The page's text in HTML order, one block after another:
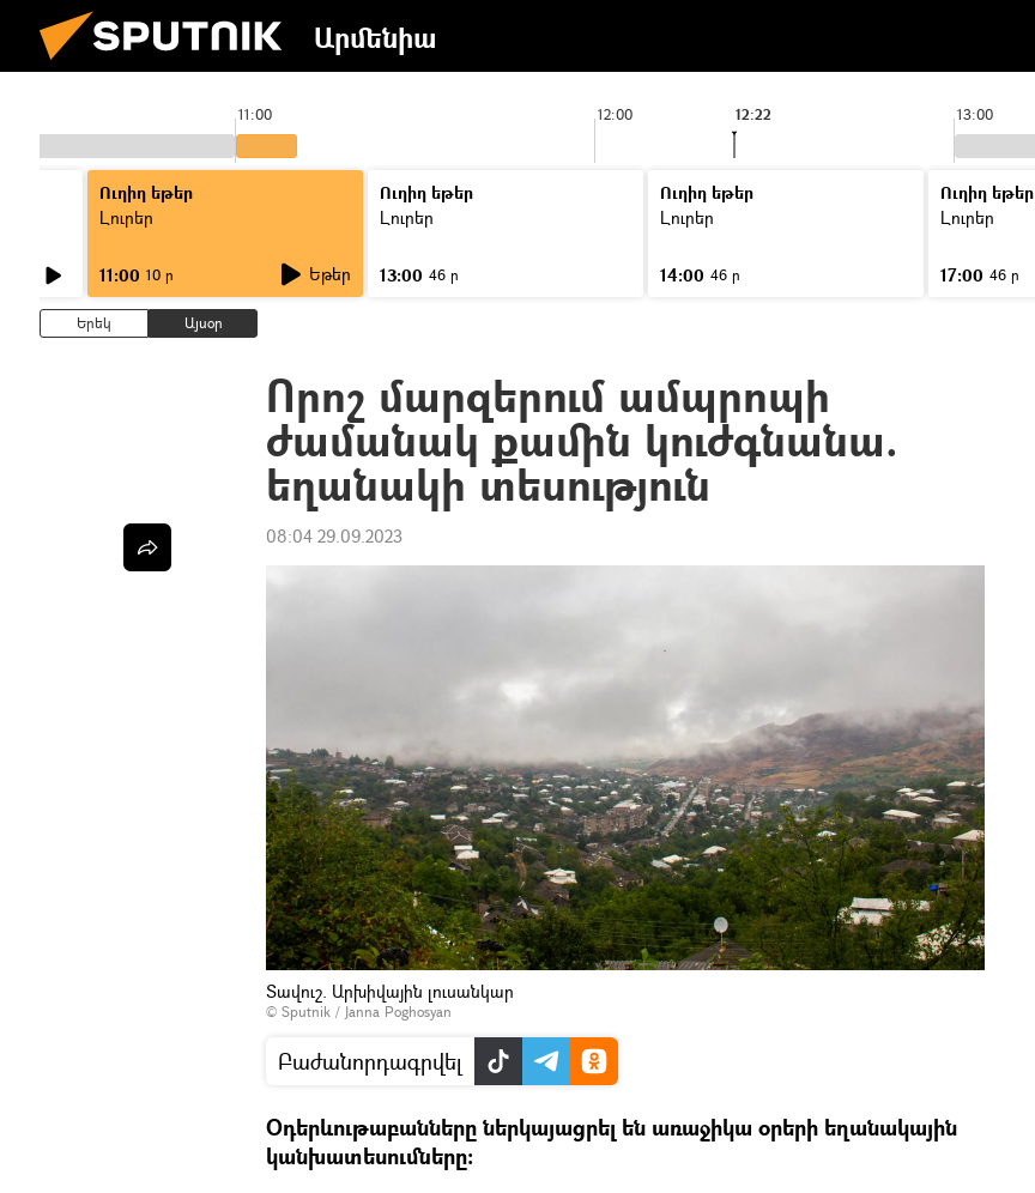
Արմենիա
11:00 12:00 13:00
12:22
Ուղիղ եթեր
Լուրեր
11:00 10 ր Եթեր
Ուղիղ եթեր
Լուրեր
13:00 46 ր
Ուղիղ եթեր
Լուրեր
14:00 46 ր
Ուղիղ եթեր
Լուրեր
17:00 46 ր
Երեկ Այսօր
Որոշ մարզերում ամպրոպի
ժամանակ քամին կուժգնանա.
եղանակի տեսություն
08:04 29.09.2023
Տավուշ. Արխիվային լուսանկար
© Sputnik / Janna Poghosyan
Բաժանորդագրվել
Օդերևութաբանները ներկայացրել են առաջիկա օրերի եղանակային
կանխատեսումները։